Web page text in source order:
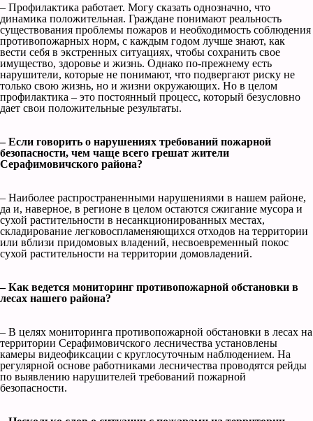
– Профилактика работает. Могу сказать однозначно, что
динамика положительная. Граждане понимают реальность
существования проблемы пожаров и необходимость соблюдения
противопожарных норм, с каждым годом лучше знают, как
вести себя в экстренных ситуациях, чтобы сохранить свое
имущество, здоровье и жизнь. Однако по-прежнему есть
нарушители, которые не понимают, что подвергают риску не
только свою жизнь, но и жизни окружающих. Но в целом
профилактика – это постоянный процесс, который безусловно
дает свои положительные результаты.
– Если говорить о нарушениях требований пожарной
безопасности, чем чаще всего грешат жители
Серафимовичского района?
– Наиболее распространенными нарушениями в нашем районе,
да и, наверное, в регионе в целом остаются сжигание мусора и
сухой растительности в несанкционированных местах,
складирование легковоспламеняющихся отходов на территории
или вблизи придомовых владений, несвоевременный покос
сухой растительности на территории домовладений.
– Как ведется мониторинг противопожарной обстановки в
лесах нашего района?
– В целях мониторинга противопожарной обстановки в лесах на
территории Серафимовичского лесничества установлены
камеры видеофиксации с круглосуточным наблюдением. На
регулярной основе работниками лесничества проводятся рейды
по выявлению нарушителей требований пожарной
безопасности.